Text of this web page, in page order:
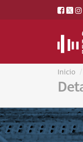
Inicio